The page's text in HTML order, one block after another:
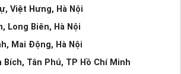
Việt Hưng, Hà Nội
Long Biên, Hà Nội
Mai Động, Hà Nội
Bích, Tân Phú, TP Hồ Chí Minh